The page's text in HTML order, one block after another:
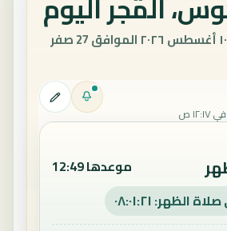
تاريخ اليوم: الاثنين، ١٠ أغسطس ٢٠٢٦ الموافق 27 صفر
موعدها 12:49
الظهر: ٠٨:٠١:٢٠